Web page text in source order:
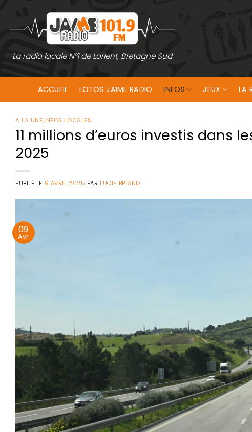
contenu
La radio locale N°1 de Lorient, Bretagne Sud
ACCUEIL LOTOS JAIME RADIO INFOS JEUX LA
A LA UNE,INFOS LOCALES
11 millions d’euros investis dans
2025
PUBLIÉ LE 9 AVRIL 2025 PAR LUCIE BRIAND
09
Avr